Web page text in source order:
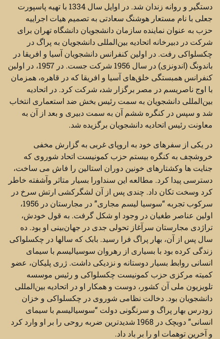
دستگیر و روانه زندان شد. در اوایل سال 1334 با تهیه پاسپورت
جعلی با نام مستعار هوشنگ سعادتی به تصمیم هیات اجراییه
حزب به عنوان نماینده سازمان دانشجویان دانشگاه تهران برای
شرکت در دبیرخانه اتحادیه بین‌المللی دانشجویان به پراگ در
چکسلواکی رفت. در اولین کنفرانس دانشجویان آسیا و افریقا در
باندونگ (اندونزی) در سال 1956 شرکت جست. در 1957، در اولین
کنفرانس همبستگی خلق‌های آسیا و افریقا که در قاهره، همزمان
با اوج ناصریسم در مصر برگزار شد، شرکت کرد. در اتحادیه
بین‌المللی دانشجویان به سمت رئیس بخش ضد استعماری انتخاب
شد و سپس در کنگره ششم آن به سمت دبیری و بعد از آن به
معاونت رئیس اتحادیه دانشجویان برگزیده شد.
در یکی از سفرهای خود به اروپای غربی به گزارش مخفی
خروشچف به کنگره بیستم حزب کمونیست اتحاد شوروی که
جنایت ها وکشتارهای خونین دوران استالین را فاش می ساخت،
دسترسی پیدا کرد. مطالعه این سنداورا بسیار متاثر وآشفته خاطر
کرد وسخت تکان داد. چندی پس از آن لشگرکشی ارتش سرخ در
سرکوب تجربه “سوسیا لیسم مجاری” در مجارستان در 1956،
اولین عناصر طغیان در وجود او شکل گرفت. به قول خودش،
تراژدی مجارستان سرآغاز تحولی جدی در جهان‌بینی او بود. ده
سال پس از آن، بهار پراگ فرا رسید. بابک که سالها در چکسلواکی
زندگی کرده بود با بسیاری از رهروان سوسیالیسم با سیمای
انسانی روابط بسیار دوستانه و نزدیکی داشت. ژری پلیکان، عضو
کمیته مرکزی حزب کمونیست چکسلواکی و رئیس موسسه
تلویزیون ملی آن کشور، دوست و همکار او در اتحادیه بین‌المللی
دانشجویان بود. دخالت نظامی شوروی در چکسلواکی و خزان
زودرس بهار پراگ و سرنگونی دولت “سوسیالیسم با سیمای
انسانی” دوبچک در 1968 شدیدترین ضربه روحی را بر او وارد کرد
و آخرین توهمات او را بر باد داد.